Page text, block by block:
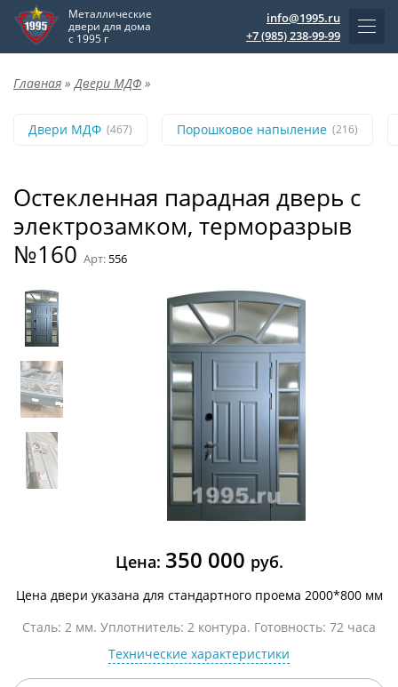
Металлические
двери для дома
с 1995 г
info@1995.ru
+7 (985) 238-99-99
Главная » Двери МДФ »
Двери МДФ (467) Порошковое напыление (216)
Остекленная парадная дверь с
электрозамком, терморазрыв
№160 Арт: 556
Цена: 350 000 руб.
Цена двери указана для стандартного проема 2000*800 мм
Сталь: 2 мм. Уплотнитель: 2 контура. Готовность: 72 часа
Технические характеристики